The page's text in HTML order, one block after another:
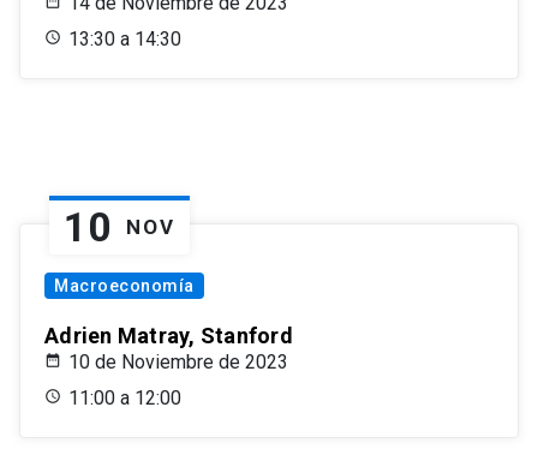
13:30 a 14:30
10 NOV
Macroeconomía
Adrien Matray, Stanford
10 de Noviembre de 2023
11:00 a 12:00